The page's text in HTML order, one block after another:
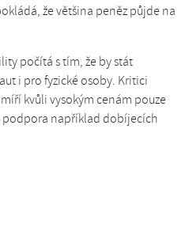
že většina peněz půjde na
počítá s tím, že by stát
i pro fyzické osoby. Kritici
kvůli vysokým cenám pouze
podpora například dobíjecích